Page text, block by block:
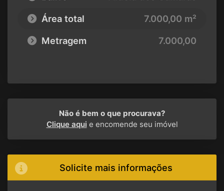
Área total
7.000,00 m²
Metragem
7.000,00
Não é bem o que procurava?
Clique aqui e encomende seu imóvel
Solicite mais informações